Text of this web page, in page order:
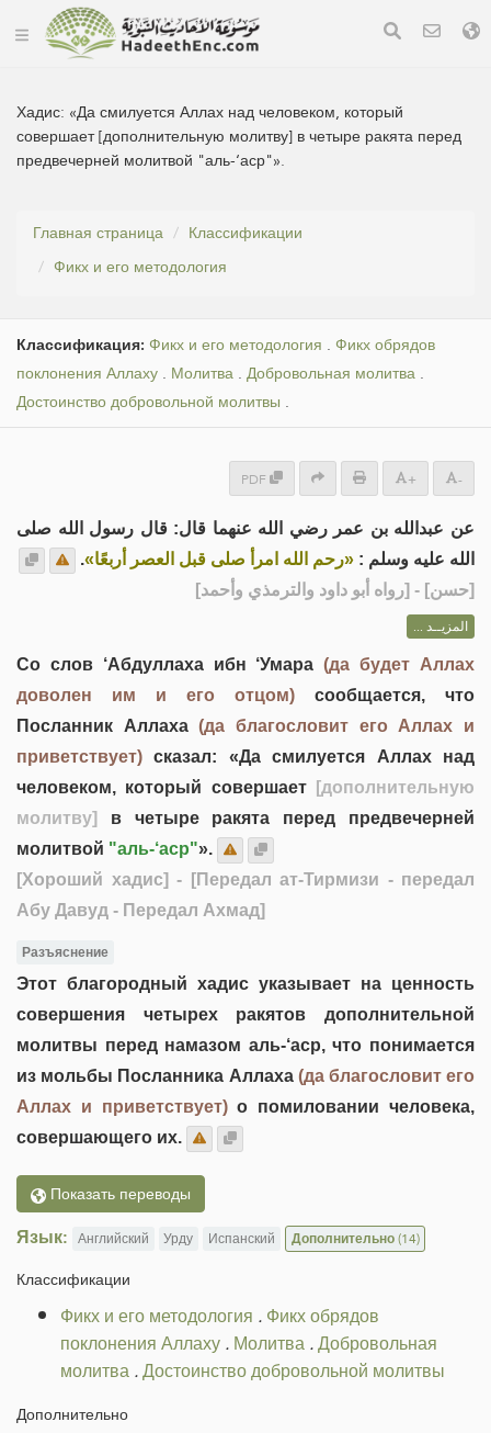
Хадис: «Да смилуется Аллах над человеком, который
совершает [дополнительную молитву] в четыре ракята перед
предвечерней молитвой "аль-‘аср"».
Главная страница
Классификации
Фикх и его методология
Классификация: Фикх и его методология . Фикх обрядов
поклонения Аллаху . Молитва . Добровольная молитва .
Достоинство добровольной молитвы .
PDF + -
عن عبدالله بن عمر رضي الله عنهما قال: قال رسول الله صلى
الله عليه وسلم : «رحم الله امرأ صلى قبل العصر أربعًا».
[حسن] - [رواه أبو داود والترمذي وأحمد]
المزيــد ...
Со слов ‘Абдуллаха ибн ‘Умара(да будет Аллах
доволен им и его отцом) сообщается, что
Посланник Аллаха(да благословит его Аллах и
приветствует) сказал: «Да смилуется Аллах над
человеком, который совершает
[дополнительную
молитву]
в четыре ракята перед предвечерней
молитвой "аль-‘аср"».
[Хороший хадис] - [Передал ат-Тирмизи - передал
Абу Давуд - Передал Ахмад]
Разъяснение
Этот благородный хадис указывает на ценность
совершения четырех ракятов дополнительной
молитвы перед намазом аль-‘аср, что понимается
из мольбы Посланника Аллаха (да благословит его
Аллах и приветствует)о помиловании человека,
совершающего их.
Показать переводы
Язык: Английский Урду Испанский Дополнительно(14)
Классификации
Фикх и его методология .Фикх обрядов
поклонения Аллаху.Молитва.Добровольная
молитва.Достоинство добровольной молитвы
Дополнительно